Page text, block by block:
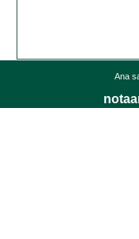
Ana